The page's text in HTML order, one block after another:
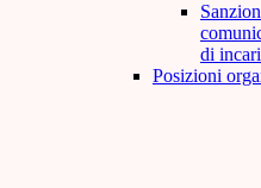
di
Posizioni